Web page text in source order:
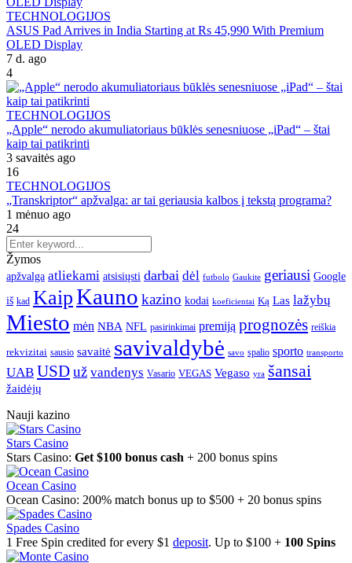
TECHNOLOGIJOS
ASUS Pad Arrives in India Starting at Rs 45,990 With Premium
OLED Display
7 d. ago
4
TECHNOLOGIJOS
„Apple“ nerodo akumuliatoriaus būklės senesniuose „iPad“ – štai
kaip tai patikrinti
3 savaitės ago
16
TECHNOLOGIJOS
„Transkriptor“ apžvalga: ar tai geriausia kalbos į tekstą programa?
1 mėnuo ago
24
Žymos
apžvalga atliekami atsisiųsti darbai dėl futbolo Gaukite geriausi Google
iš kad KaipKauno kazino kodai koeficientai Ką Las lažybų
Miesto mėn NBA NFL pasirinkimai premiją prognozės reiškia
rekvizitai sausio savaitė savivaldybė savo spalio sporto transporto
UAB USDuž vandenys Vasario VEGAS Vegaso yra šansai
žaidėjų
Nauji kazino
Stars Casino
Stars Casino: Get $100 bonus cash + 200 bonus spins
Ocean Casino
Ocean Casino: 200% match bonus up to $500 + 20 bonus spins
Spades Casino
1 Free Spin credited for every $1 deposit. Up to $100 + 100 Spins